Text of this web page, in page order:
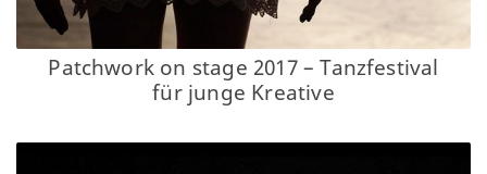
Patchwork on stage 2017 – Tanzfestival
für junge Kreative